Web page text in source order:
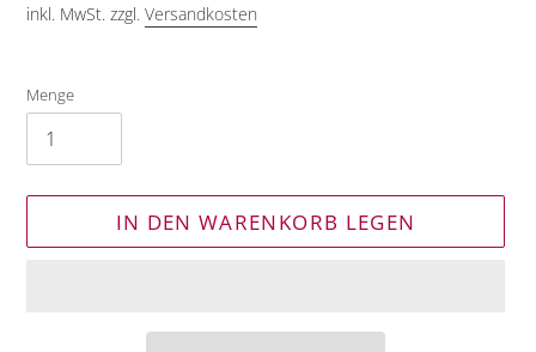
inkl. MwSt. zzgl. Versandkosten
Menge
IN DEN WARENKORB LEGEN